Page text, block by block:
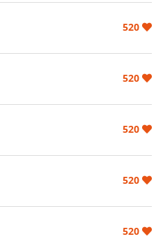
520
520
520
520
520